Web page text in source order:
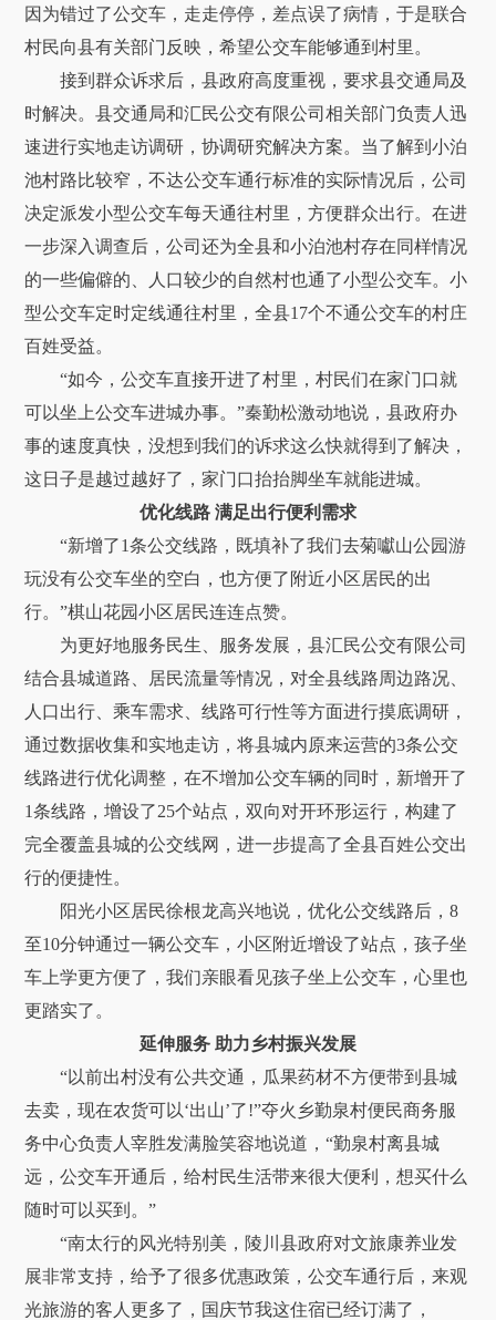
因为错过了公交车，走走停停，差点误了病情，于是联合
村民向县有关部门反映，希望公交车能够通到村里。
接到群众诉求后，县政府高度重视，要求县交通局及
时解决。县交通局和汇民公交有限公司相关部门负责人迅
速进行实地走访调研，协调研究解决方案。当了解到小泊
池村路比较窄，不达公交车通行标准的实际情况后，公司
决定派发小型公交车每天通往村里，方便群众出行。在进
一步深入调查后，公司还为全县和小泊池村存在同样情况
的一些偏僻的、人口较少的自然村也通了小型公交车。小
型公交车定时定线通往村里，全县17个不通公交车的村庄
百姓受益。
“如今，公交车直接开进了村里，村民们在家门口就
可以坐上公交车进城办事。”秦勤松激动地说，县政府办
事的速度真快，没想到我们的诉求这么快就得到了解决，
这日子是越过越好了，家门口抬抬脚坐车就能进城。
优化线路 满足出行便利需求
“新增了1条公交线路，既填补了我们去菊囐山公园游
玩没有公交车坐的空白，也方便了附近小区居民的出
行。”棋山花园小区居民连连点赞。
为更好地服务民生、服务发展，县汇民公交有限公司
结合县城道路、居民流量等情况，对全县线路周边路况、
人口出行、乘车需求、线路可行性等方面进行摸底调研，
通过数据收集和实地走访，将县城内原来运营的3条公交
线路进行优化调整，在不增加公交车辆的同时，新增开了
1条线路，增设了25个站点，双向对开环形运行，构建了
完全覆盖县城的公交线网，进一步提高了全县百姓公交出
行的便捷性。
阳光小区居民徐根龙高兴地说，优化公交线路后，8
至10分钟通过一辆公交车，小区附近增设了站点，孩子坐
车上学更方便了，我们亲眼看见孩子坐上公交车，心里也
更踏实了。
延伸服务 助力乡村振兴发展
“以前出村没有公共交通，瓜果药材不方便带到县城
去卖，现在农货可以‘出山’了!”夺火乡勤泉村便民商务服
务中心负责人宰胜发满脸笑容地说道，“勤泉村离县城
远，公交车开通后，给村民生活带来很大便利，想买什么
随时可以买到。”
“南太行的风光特别美，陵川县政府对文旅康养业发
展非常支持，给予了很多优惠政策，公交车通行后，来观
光旅游的客人更多了，国庆节我这住宿已经订满了，